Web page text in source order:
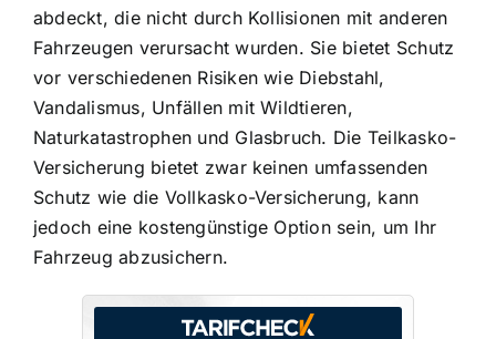
abdeckt, die nicht durch Kollisionen mit anderen
Fahrzeugen verursacht wurden. Sie bietet Schutz
vor verschiedenen Risiken wie Diebstahl,
Vandalismus, Unfällen mit Wildtieren,
Naturkatastrophen und Glasbruch. Die Teilkasko-
Versicherung bietet zwar keinen umfassenden
Schutz wie die Vollkasko-Versicherung, kann
jedoch eine kostengünstige Option sein, um Ihr
Fahrzeug abzusichern.